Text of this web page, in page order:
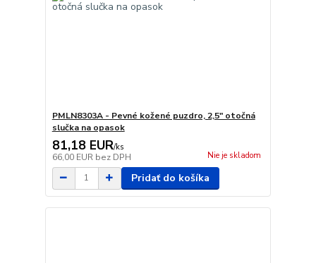
PMLN8303A - Pevné kožené puzdro, 2,5" otočná
slučka na opasok
81,18 EUR/ks
66,00 EUR bez DPH Nie je skladom
Pridať do košíka